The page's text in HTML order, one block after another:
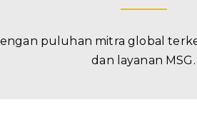
puluhan mitra global
dan layanan MSG.